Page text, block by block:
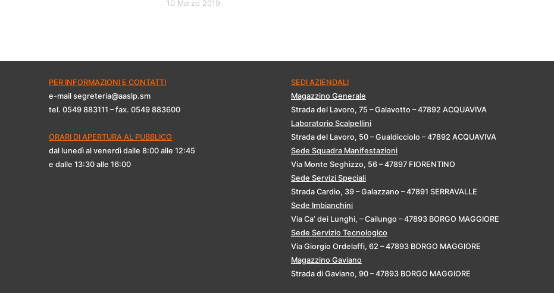
10 Marzo 2019
PER INFORMAZIONI E CONTATTI
e-mail segreteria@aaslp.sm
tel. 0549 883111 – fax. 0549 883600
ORARI DI APERTURA AL PUBBLICO
dal lunedì al venerdì dalle 8:00 alle 12:45
e dalle 13:30 alle 16:00
SEDI AZIENDALI
Magazzino Generale
Strada del Lavoro, 75 – Galavotto – 47892 ACQUAVIVA
Laboratorio Scalpellini
Strada del Lavoro, 50 – Gualdicciolo – 47892 ACQUAVIVA
Sede Squadra Manifestazioni
Via Monte Seghizzo, 56 – 47897 FIORENTINO
Sede Servizi Speciali
Strada Cardio, 39 – Galazzano – 47891 SERRAVALLE
Sede Imbianchini
Via Ca’ dei Lunghi, – Cailungo – 47893 BORGO MAGGIORE
Sede Servizio Tecnologico
Via Giorgio Ordelaffi, 62 – 47893 BORGO MAGGIORE
Magazzino Gaviano
Strada di Gaviano, 90 – 47893 BORGO MAGGIORE